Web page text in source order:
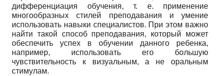
дифференциация обучения, т. е. применение
многообразных стилей преподавания и умение
использовать навыки специалистов. При этом важно
найти такой способ преподавания, который может
обеспечить успех в обучении данного ребенка,
например, использовать его большую
чувствительность к визуальным, а не оральным
стимулам.